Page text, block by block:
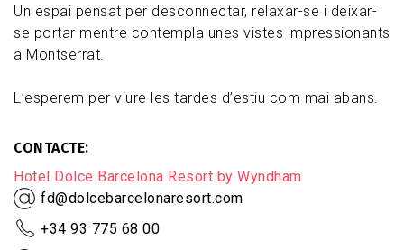
Un espai pensat per desconnectar, relaxar-se i deixar-
se portar mentre contempla unes vistes impressionants
a Montserrat.
L’esperem per viure les tardes d’estiu com mai abans.
CONTACTE
Hotel Dolce Barcelona Resort by Wyndham
fd@dolcebarcelonaresort.com
+34 93 775 68 00